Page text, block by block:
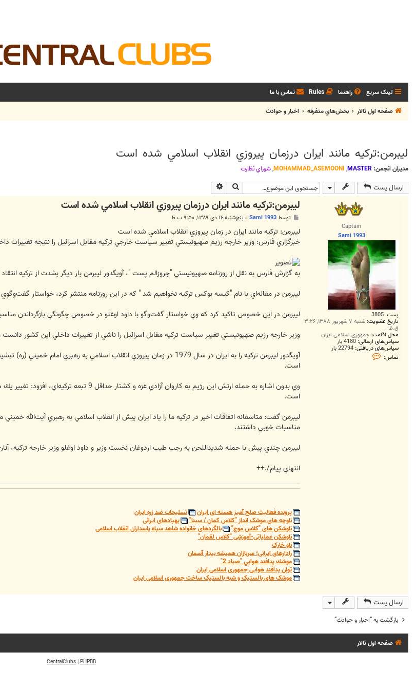
لینک سریع راهنما Rules تماس با ما
صفحه اول تالار
بخش‌‌هاي متفرقه اخبار و حوادث
ليبرمن:تركيه مانند ايران درزمان پيروزي انقلاب اسلامي شده است
مدیران انجمن: MASTER
,
MOHAMMAD_ASEMOONI
,شوراي نظارت
ارسال پست جستجو
Captain
Sami 1993
پست: 3805
تاریخ عضویت: شنبه ۷ شهریور ۱۳۸۸, ۳:۲۶
ق.ظ
محل اقامت: جمهوری اسلامی ایران
سپاس‌های ارسالی: 4180 بار
سپاس‌های دریافتی: 22794 بار
تماس:
ت
ليبرمن:تركيه مانند ايران درزمان پيروزي انقلاب اسلامي شده است
ت
توسطSami 1993
» پنج‌شنبه ۱۶ دی ۱۳۸۹, ۹:۵۰ ب.ظ
ليبرمن: تركيه مانند ايران در زمان پيروزي انقلاب اسلامي شده است
خبرگزاري فارس: وزير خارجه رژيم صهيونيستي تغيير سياست خارجي تركيه مقابل اسرائيل را نتيجه تغييرات
به گزارش فارس به نقل از روزنامه صهيونيستي "جروزالم پست "، آويگدور ليبرمن بار ديگر بشدت از تركيه
ليبرمن در مقاله‌اي با نام "كيسه بوكس تركيه نخواهيم شد " كه در اين روزنامه منتشر كرد، خواستار
ليبرمن در اين خصوص تاكيد كرد كه وي خواستار گفت‌وگو با داود اوغلو در خصوص چگونگي بازگرداندن
وزير خارجه رژيم صهيونيستي تغيير سياست تركيه مقابل اسرائيل را ناشي از تغييرات داخلي اين كشور
آويگدور ليبرمن تركيه را به ايران در سال 1979 در زمان پيروزي انقلاب
است.
وي بدون اشاره به حمله ارتش اين رژيم به كاروان
است.
ليبرمن گفت: متاسفانه اتفاقات اخير در تركيه ما را ياد ايران پيش از انقلاب اسلامي به رهبري آيت‌الله
مناسبات خوبي داشتند.
ليبرمن چندي پيش با حمله شديد‌اللحن به رجب طيب اردوغان نخست وزير و داود اوغلو وزير خارجه تركيه،
انتهاي پيام/.++
پرونده فعالیت صلح آمیز هسته ای ایران
تسلیحات ضد زره ایران
ناوچه های موشک انداز "کلاس کمان / سینا"
پهپادهای ایرانی
ناوشکن های "کلاس موج"
بالگردهای خانواده شاهد سپاه پاسداران انقلاب اسلامی
ناوشکن عملیاتی-آموزشی "کلاس لقمان"
ناو خارک
رادارهای ایرانی؛ سربازان همیشه بیدار آسمان
موشك پدافند هوايي "صياد 2"
توان پدافند هوایی جمهوری اسلامی ایران
موشک های بالستیک و شبه بالستیک ساخت جمهوری اسلامی ایران
ارسال پست
بازگشت به “اخبار و حوادث”
صفحه اول تالار
PHPBB
|
CentralClubs